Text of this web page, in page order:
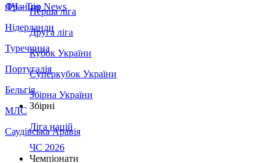
Франція
Нідерланди
Туреччина
Португалія
Бельгія
МЛС
Саудівська Аравія
ЛЧ - Top News
Перша ліга
Друга ліга
Кубок України
Суперкубок України
Збірна України
Збірні
Ліга націй
ЧС 2026
Чемпіонати